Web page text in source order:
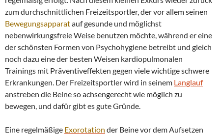
zum durchschnittlichen Freizeitsportler, der vor allem seinen
Bewegungsapparatauf gesunde und möglichst
nebenwirkungsfreie Weise benutzen möchte, während er eine
der schönsten Formen von Psychohygiene betreibt und gleich
noch dazu eine der besten Weisen kardiopulmonalen
Trainings mit Präventiveffekten gegen viele wichtige schwere
Erkrankungen. Der Freizeitsportler wird in seinem Langlauf
anstreben die Beine so achsengerecht wie möglich zu
bewegen, und dafür gibt es gute Gründe.
Eine regelmäßige Exorotation der Beine vor dem Aufsetzen